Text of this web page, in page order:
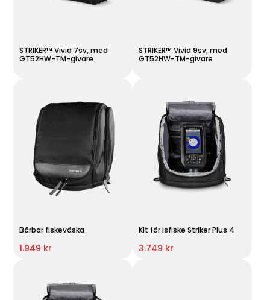
STRIKER™ Vivid 7sv, med
GT52HW-TM-givare
STRIKER™ Vivid 9sv, med
GT52HW-TM-givare
Bärbar fiskeväska
1.949 kr
Kit för isfiske Striker Plus 4
3.749 kr